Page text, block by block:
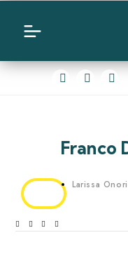
Franco
Larissa